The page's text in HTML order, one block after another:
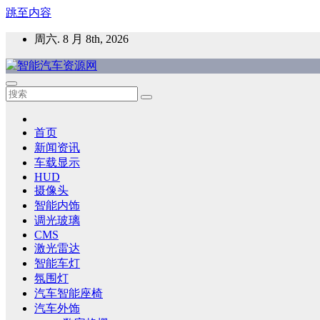
跳至内容
周六. 8 月 8th, 2026
智能汽车资源网
智能表面，智能内饰，新能源汽车，HMI，人车交互，智能车
首页
新闻资讯
车载显示
HUD
摄像头
智能内饰
调光玻璃
CMS
激光雷达
智能车灯
氛围灯
汽车智能座椅
汽车外饰